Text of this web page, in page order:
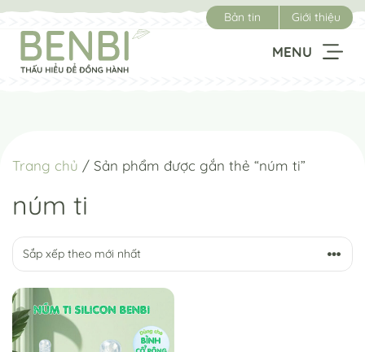
Chuyển
đến
dung
Bản tin Giới thiệu
MENU
Trang chủ / Sản phẩm được gắn thẻ “núm ti”
núm ti